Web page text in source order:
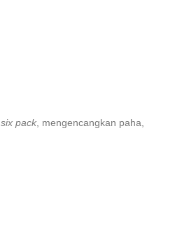
six pack, mengencangkan paha,